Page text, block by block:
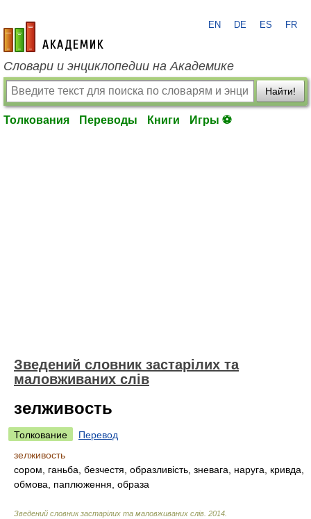
academic.ru
EN DE ES FR
Словари и энциклопедии на Академике
Найти!
Толкования Переводы Книги Игры ⚽
Зведений словник застарілих та
маловживаних слів
зелживость
Толкование
Перевод
зелживость
сором, ганьба, безчестя, образливість, зневага, наруга, кривда,
обмова, паплюження, образа
Зведений словник застарілих та маловживаних слів 2014